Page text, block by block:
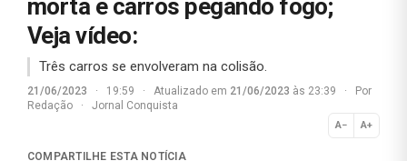
morta e carros pegando fogo;
Veja vídeo:
Três carros se envolveram na colisão.
21/06/2023 · 19:59 · Atualizado em 21/06/2023 às 23:39 ·
Por
Redação
· Jornal Conquista
A− A+
Normal
COMPARTILHE ESTA NOTÍCIA